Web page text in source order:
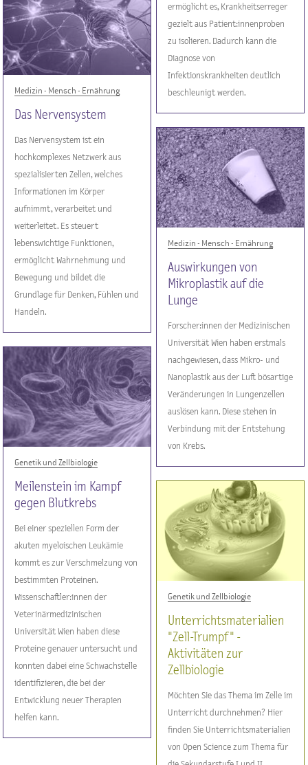
ermöglicht es, Krankheitserreger
gezielt aus Patient:innenproben
zu isolieren. Dadurch kann die
Diagnose von
Infektionskrankheiten deutlich
beschleunigt werden.
Medizin - Mensch - Ernährung
Das Nervensystem
Das Nervensystem ist ein
hochkomplexes Netzwerk aus
spezialisierten Zellen, welches
Informationen im Körper
aufnimmt, verarbeitet und
weiterleitet. Es steuert
lebenswichtige Funktionen,
ermöglicht Wahrnehmung und
Bewegung und bildet die
Grundlage für Denken, Fühlen und
Handeln.
Medizin - Mensch - Ernährung
Auswirkungen von
Mikroplastik auf die
Lunge
Forscher:innen der Medizinischen
Universität Wien haben erstmals
nachgewiesen, dass Mikro- und
Nanoplastik aus der Luft bösartige
Veränderungen in Lungenzellen
auslösen kann. Diese stehen in
Verbindung mit der Entstehung
von Krebs.
Genetik und Zellbiologie
Meilenstein im Kampf
gegen Blutkrebs
Bei einer speziellen Form der
akuten myeloischen Leukämie
kommt es zur Verschmelzung von
bestimmten Proteinen.
Wissenschaftler:innen der
Veterinärmedizinischen
Universität Wien haben diese
Proteine genauer untersucht und
konnten dabei eine Schwachstelle
identifizieren, die bei der
Entwicklung neuer Therapien
helfen kann.
Genetik und Zellbiologie
Unterrichtsmaterialien
"Zell-Trumpf" -
Aktivitäten zur
Zellbiologie
Möchten Sie das Thema im Zelle im
Unterricht durchnehmen? Hier
finden Sie Unterrichtsmaterialien
von Open Science zum Thema für